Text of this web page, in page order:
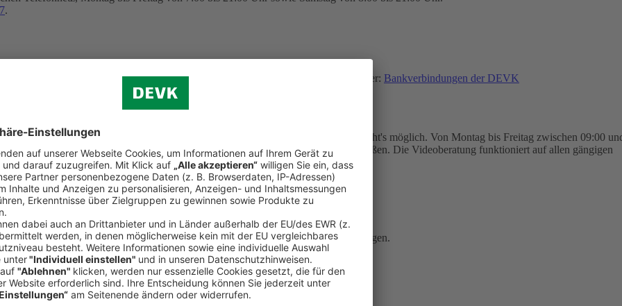
.
SEPA sowie zum Erteilen eines SEPA-Lastschriftmandats finden Sie hier: Bankverbindungen der DEVK
Hause aus
Beratung? Wir sind gerne persönlich für Sie da: Unsere Videoberatung macht's möglich. Von Montag bis Freitag zwischen 09:00
Sie können auf diesem Wege auch einen Versicherungsvertrag abschließen. Die Videoberatung funktioniert auf allen gängigen
Sie sich jetzt bei meineDEVK an und profitieren Sie von unseren Serviceleistungen.
vergessen sind